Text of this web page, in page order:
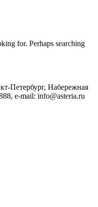
for. Perhaps searching
Петербург, Набережная
e-mail: info@asteria.ru